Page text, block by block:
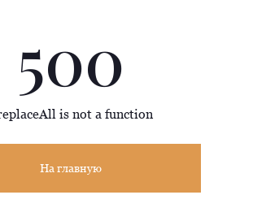
500
is not a function
На главную